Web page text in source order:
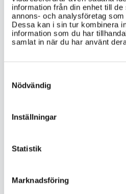
information från din enhet till
annons- och analysföretag
Dessa kan i sin tur kombinera
information som du har
samlat in när du har använt
Selection
Nödvändig
Inställningar
Statistik
Marknadsföring
körkortsansökan i
och var kan jag hitta
en nationell checklista